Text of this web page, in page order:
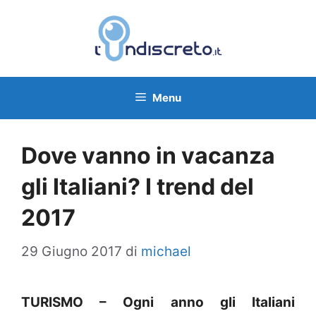
Menu
Dove vanno in vacanza
gli Italiani? I trend del
2017
29 Giugno 2017 di michael
TURISMO – Ogni anno gli Italiani